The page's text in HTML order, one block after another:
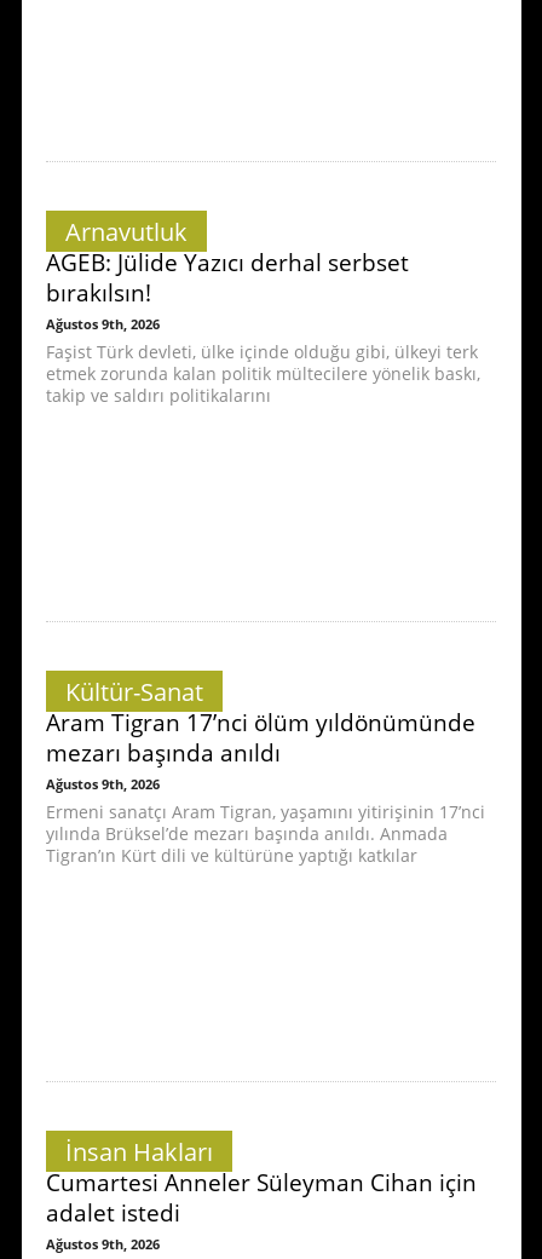
Arnavutluk
AGEB: Jülide Yazıcı derhal serbset
bırakılsın!
Ağustos 9th, 2026
Faşist Türk devleti, ülke içinde olduğu gibi, ülkeyi terk
etmek zorunda kalan politik mültecilere yönelik baskı,
takip ve saldırı politikalarını
Kültür-Sanat
Aram Tigran 17’nci ölüm yıldönümünde
mezarı başında anıldı
Ağustos 9th, 2026
Ermeni sanatçı Aram Tigran, yaşamını yitirişinin 17’nci
yılında Brüksel’de mezarı başında anıldı. Anmada
Tigran’ın Kürt dili ve kültürüne yaptığı katkılar
İnsan Hakları
Cumartesi Anneler Süleyman Cihan için
adalet istedi
Ağustos 9th, 2026